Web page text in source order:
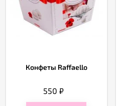
Конфеты Raffaello
550 ₽